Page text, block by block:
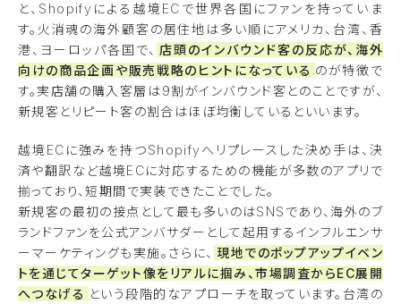
と、Shopifyによる越境ECで世界各国にファンを持っていま
す。火消魂の海外顧客の居住地は多い順にアメリカ、台湾、香
港、ヨーロッパ各国で、 店頭のインバウンド客の反応が、海外
向けの商品企画や販売戦略のヒントになっている のが特徴で
す。実店舗の購入客層は9割がインバウンド客とのことですが、
新規客とリピート客の割合はほぼ均衡しているといいます。
越境ECに強みを持つShopifyへリプレースした決め手は、決
済や翻訳など越境ECに対応するための機能が多数のアプリで
揃っており、短期間で実装できたことでした。
新規客の最初の接点として最も多いのはSNSであり、海外のブ
ランドファンを公式アンバサダーとして起用するインフルエンサ
ーマーケティングも実施。さらに、 現地でのポップアップイベン
トを通じてターゲット像をリアルに掴み、市場調査からEC展開
へつなげる という段階的なアプローチを取っています。台湾の